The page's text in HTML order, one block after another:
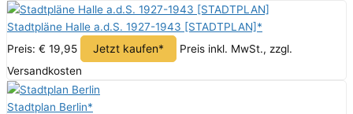
Stadtpläne Halle a.d.S. 1927-1943 [STADTPLAN]*
Preis: € 19,95
Jetzt kaufen*
Preis inkl. MwSt., zzgl.
Versandkosten
Stadtplan Berlin*